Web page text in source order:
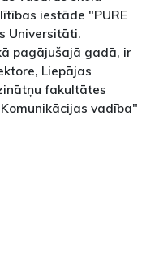
iestāde "PURE
Universitāti.
pagājušajā gadā, ir
Liepājas
fakultātes
vadība"